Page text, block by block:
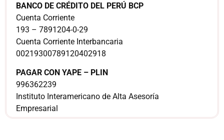
BANCO DE CRÉDITO DEL PERÚ BCP
Cuenta Corriente
193 – 7891204-0-29
Cuenta Corriente Interbancaria
00219300789120402918
PAGAR CON YAPE – PLIN
996362239
Instituto Interamericano de Alta Asesoría
Empresarial